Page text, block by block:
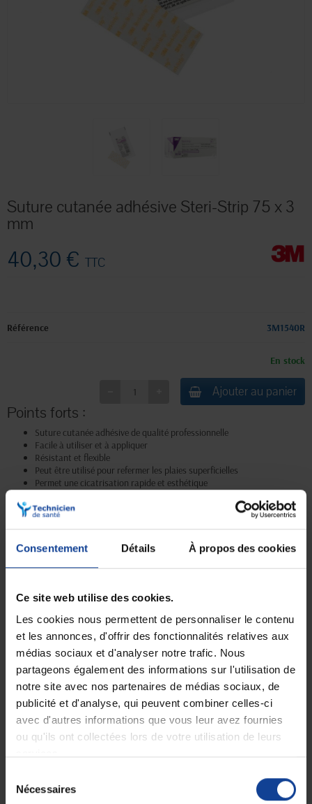
Consentement Détails À propos des cookies
Ce site web utilise des cookies.
Les cookies nous permettent de personnaliser le contenu
et les annonces, d'offrir des fonctionnalités relatives aux
médias sociaux et d'analyser notre trafic. Nous
partageons également des informations sur l'utilisation de
notre site avec nos partenaires de médias sociaux, de
publicité et d'analyse, qui peuvent combiner celles-ci
avec d'autres informations que vous leur avez fournies
ou qu'ils ont collectées lors de votre utilisation de leurs
Nécessaires
Suture cutanée adhésive Steri-Strip 75 x 3
mm
40,30 € TTC
Référence 3M1540R
En stock
Ajouter au panier
Points forts :
Suture cutanée adhésive de qualité professionnelle
Facile à utiliser et à appliquer
Résistant et flexible
Peut être utilisé pour refermer les plaies superficielles
Permet une cicatrisation rapide et esthétique
Livraison gratuite
En magasin Technicien de santé
Paiement sécurisé
Paiement en ligne 100% sécurisé par
Expédition Service client
18h
Le vendredi jusqu'à 17h
Description
3M™ Steri-Strip™